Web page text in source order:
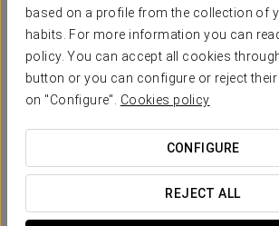
based on a profile from the collection of
habits. For more information you can
policy. You can accept all cookies
button or you can configure or reject
on "Configure". Cookies policy
CONFIGURE
REJECT ALL
40€
Pack Barça
Не важно, любите ли вы футбол, во
Барселоне посетите Музей Барсы и
самый большой стадион в Европе.
нашем отеле и получите 1 входной